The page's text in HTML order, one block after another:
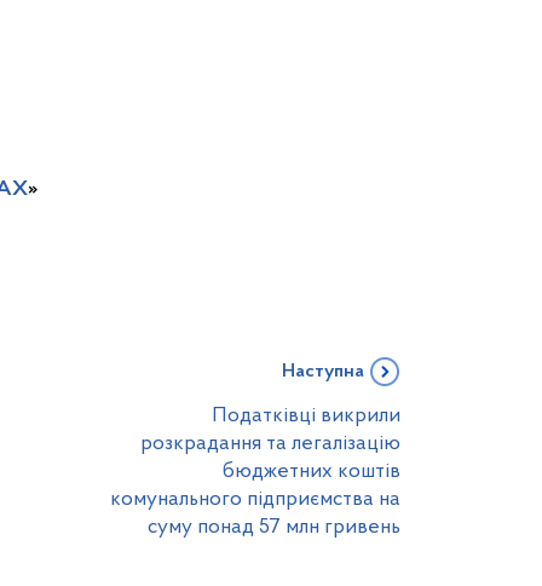
»
Наступна
Податківці викрили
розкрадання та легалізацію
бюджетних коштів
комунального підприємства на
суму понад 57 млн гривень